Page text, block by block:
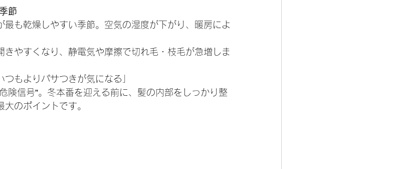
節
も乾燥しやすい季節。空気の湿度が下がり、暖房によ
きやすくなり、静電気や摩擦で切れ毛・枝毛が急増しま
つもよりパサつきが気になる」
険信号”。冬本番を迎える前に、髪の内部をしっかり整
のポイントです。